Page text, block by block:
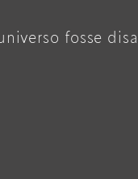
fosse